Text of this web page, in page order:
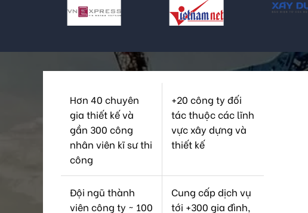
Hơn 40 chuyên
gia thiết kế và
gần 300 công
nhân viên kĩ sư thi
công
+20 công ty đối
tác thuộc các lĩnh
vực xây dựng và
thiết kế
Đội ngũ thành
viên công ty ~ 100
Cung cấp dịch vụ
tới +300 gia đình,